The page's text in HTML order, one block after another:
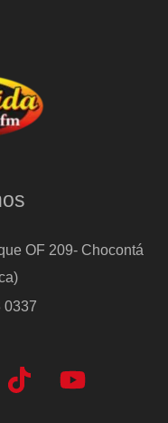
OF 209- Chocontá
0337